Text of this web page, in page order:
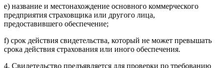
e) название и местонахождение основного коммерческого
предприятия страховщика или другого лица,
предоставившего обеспечение;
f) срок действия свидетельства, который не может превышать
срока действия страхования или иного обеспечения.
4. Свидетельство предъявляется для проверки по требованию